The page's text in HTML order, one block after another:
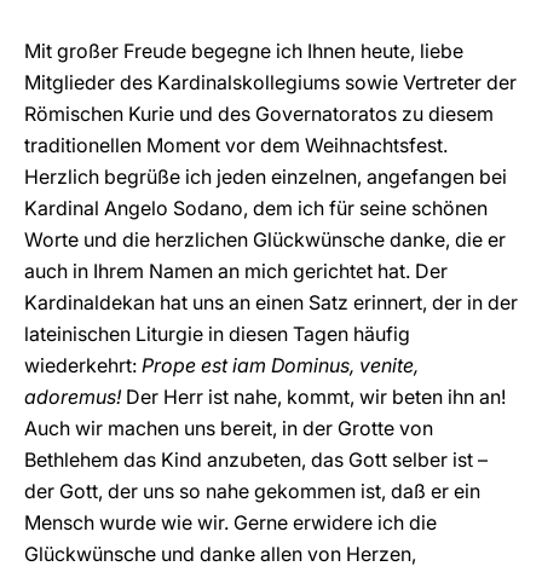
Mit großer Freude begegne ich Ihnen heute, liebe
Mitglieder des Kardinalskollegiums sowie Vertreter der
Römischen Kurie und des Governatoratos zu diesem
traditionellen Moment vor dem Weihnachtsfest.
Herzlich begrüße ich jeden einzelnen, angefangen bei
Kardinal Angelo Sodano, dem ich für seine schönen
Worte und die herzlichen Glückwünsche danke, die er
auch in Ihrem Namen an mich gerichtet hat. Der
Kardinaldekan hat uns an einen Satz erinnert, der in der
lateinischen Liturgie in diesen Tagen häufig
wiederkehrt: Prope est iam Dominus, venite,
adoremus!Der Herr ist nahe, kommt, wir beten ihn an!
Auch wir machen uns bereit, in der Grotte von
Bethlehem das Kind anzubeten, das Gott selber ist –
der Gott, der uns so nahe gekommen ist, daß er ein
Mensch wurde wie wir. Gerne erwidere ich die
Glückwünsche und danke allen von Herzen,